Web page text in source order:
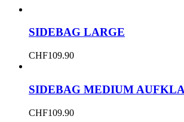
SIDEBAG LARGE
CHF109.90
SIDEBAG MEDIUM
CHF109.90